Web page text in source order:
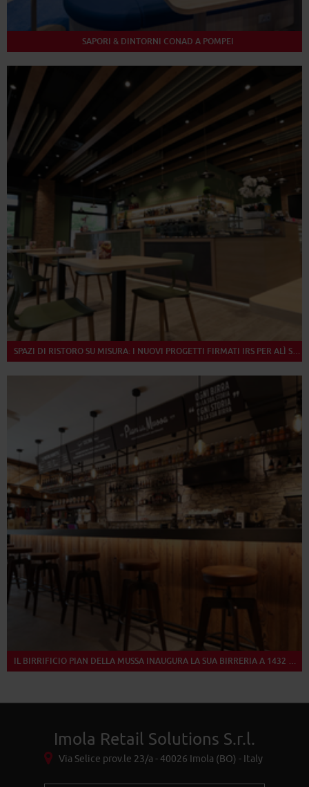
SAPORI & DINTORNI CONAD A POMPEI
Imola Retail Solutions S.r.l.
Via Selice prov.le 23/a - 40026 Imola (BO) - Italy